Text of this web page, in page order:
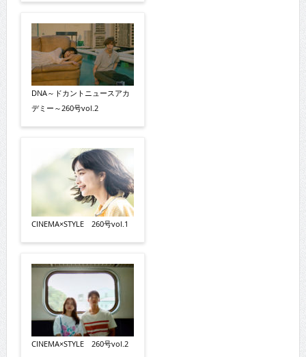
DNA～ドカントニュースアカ
デミー～260号vol.2
CINEMA×STYLE 260号vol.1
CINEMA×STYLE 260号vol.2